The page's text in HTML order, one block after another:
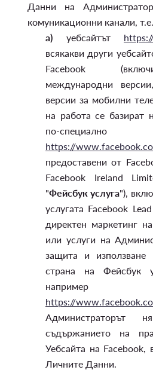
Данни на
комуникационни канали,
а) уебсайтът
всякакви други
Facebook
международни
версии за мобилни
на работа се базират
по-
https://
предоставени от
Facebook Ireland
"Фейсбук услуга"),
услугата Facebook
директен маркетинг
или услуги на
защита и
страна на Фейсбук
https://
Администраторът
съдържанието на
Уебсайта на
Личните Данни.